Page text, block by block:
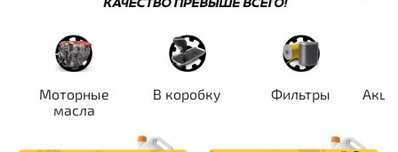
Моторные
масла
В коробку Фильтры